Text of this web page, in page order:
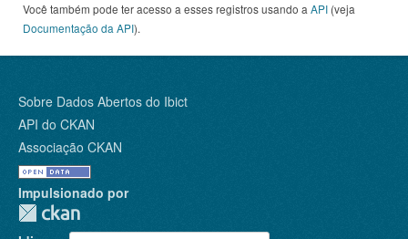
Você também pode ter acesso a esses registros usando a API (veja
Documentação da API).
Sobre Dados Abertos do Ibict
API do CKAN
Associação CKAN
Impulsionado por